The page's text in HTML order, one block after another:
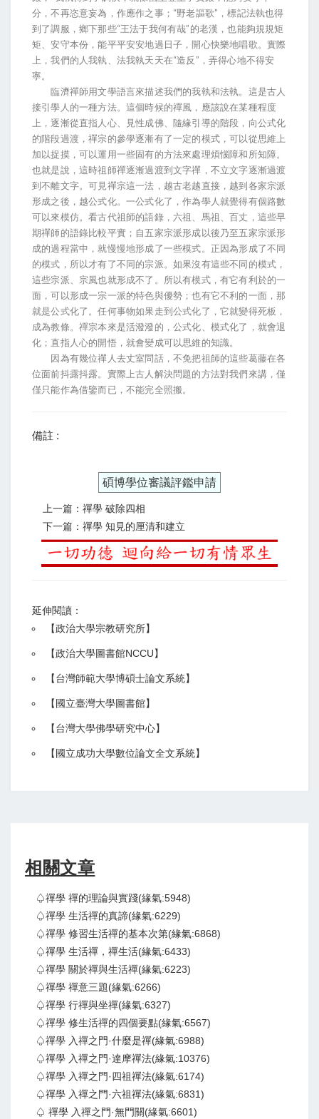
分，不再恣意妄為，作應作之事；“野老謳歌”，標記法執也得
到了調服，鄉下那些“王法于我何有哉”的老漢，也能夠規規矩
矩、安守本份，能平平安安地過日子，開心快樂地唱歌。實際
上，我們的人我執、法我執天天在“造反”，弄得心地不得安
寧。
臨濟禪師用文學語言來描述我們的我執和法執。這是古人
接引學人的一種方法。這個時候的禪風，應該說在某種程度
上，逐漸從直指人心、見性成佛、隨緣引導的階段，向公式化
的階段過渡，禪宗的參學逐漸有了一定的模式，可以從思維上
加以捉摸，可以運用一些固有的方法來處理煩惱障和所知障。
也就是說，這時祖師禪逐漸過渡到文字禪，不立文字逐漸過渡
到不離文字。可見禪宗這一法，越古老越直接，越到各家宗派
形成之後，越公式化。一公式化了，作為學人就覺得有個路數
可以來模仿。看古代祖師的語錄，六祖、馬祖、百丈，這些早
期禪師的語錄比較平實；自五家宗派形成以後乃至五家宗派形
成的過程當中，就慢慢地形成了一些模式。正因為形成了不同
的模式，所以才有了不同的宗派。如果沒有這些不同的模式，
這些宗派、宗風也就形成不了。所以有模式，有它有利於的一
面，可以形成一宗一派的特色與優勢；也有它不利的一面，那
就是公式化了。任何事物如果走到公式化了，它就變得死板，
成為教條。禪宗本來是活潑潑的，公式化、模式化了，就會退
化；直指人心的開悟，就會變成可以思維的知識。
因為有幾位禪人去丈室問話，不免把祖師的這些葛藤在各
位面前抖露抖露。實際上古人解決問題的方法對我們來講，僅
僅只能作為借鑒而已，不能完全照搬。
備註 :
碩博學位審議評鑑申請
上一篇：禪學 破除四相
下一篇：禪學 知見的厘清和建立
延伸閱讀：
【政治大學宗教研究所】
【政治大學圖書館NCCU】
【台灣師範大學博碩士論文系統】
【 國立臺灣大學圖書館】
【台灣大學佛學研究中心】
【 國立成功大學數位論文全文系統】
相關文章
♤禪學 禪的理論與實踐(緣氣:5948)
♤禪學 生活禪的真諦(緣氣:6229)
♤禪學 修習生活禪的基本次第(緣氣:6868)
♤禪學 生活禪，禪生活(緣氣:6433)
♤禪學 關於禪與生活禪(緣氣:6223)
♤禪學 禪意三題(緣氣:6266)
♤禪學 行禪與坐禪(緣氣:6327)
♤禪學 修生活禪的四個要點(緣氣:6567)
♤禪學 入禪之門·什麼是禪(緣氣:6988)
♤禪學 入禪之門·達摩禪法(緣氣:10376)
♤禪學 入禪之門·四祖禪法(緣氣:6174)
♤禪學 入禪之門·六祖禪法(緣氣:6831)
♤ 禪學 入禪之門·無門關(緣氣:6601)